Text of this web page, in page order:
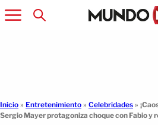
Inicio » Entretenimiento » Celebridades »
Sergio Mayer protagoniza choque con Fabio y